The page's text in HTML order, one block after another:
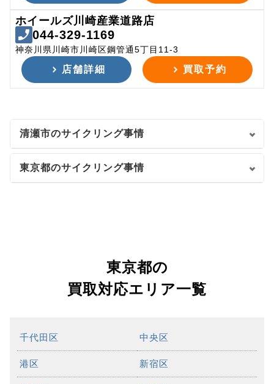
ホイールズ川崎産業道路店
044-329-1169
神奈川県川崎市川崎区鋼管通5丁目11-3
店舗詳細 買取予約
清瀬市のサイクリング事情
東京都のサイクリング事情
東京都の
買取対応エリア一覧
千代田区 中央区
港区 新宿区